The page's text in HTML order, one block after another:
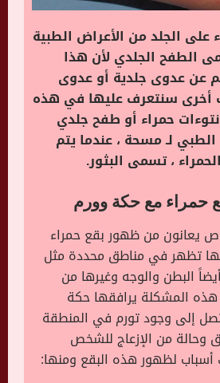
على الجلد من الأعراض الطبية
الطفح الجلدي لأن هذا
عن عدوى جلدية أو عدوى
أخرى سنتعرف عليها في هذه
حمراء أو طفح جلدي
لـ مسحة ، عندما يتم
، تسمى البثور.
حمراء مع حكة وورم
يعانون من ظهور بقع حمراء
تظهر في مناطق محددة مثل
البطن والوجه وغيرها من
المشكلة يرافقها حكة
إلى وجود تورم في المنطقة
وحالة من الإزعاج للشخص
أسباب لظهور هذه البقع ومنها: